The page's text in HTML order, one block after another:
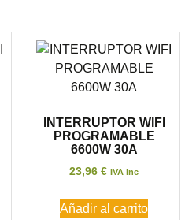
INTERRUPTOR WIFI
PROGRAMABLE
6600W 30A
23,96 € IVA inc
Añadir al carrito